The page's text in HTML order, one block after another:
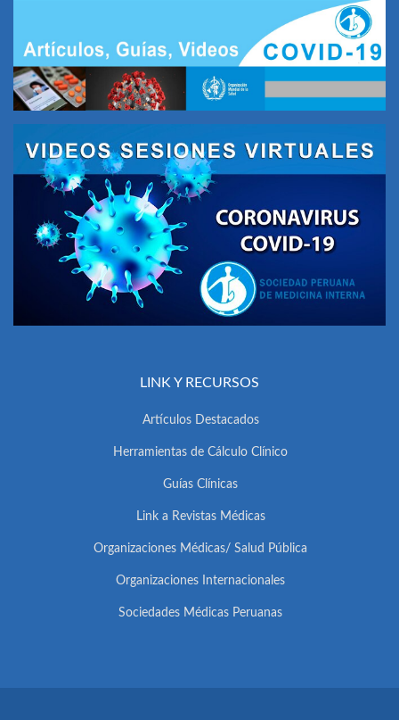
LINK Y RECURSOS
Artículos Destacados
Herramientas de Cálculo Clínico
Guías Clínicas
Link a Revistas Médicas
Organizaciones Médicas/ Salud Pública
Organizaciones Internacionales
Sociedades Médicas Peruanas